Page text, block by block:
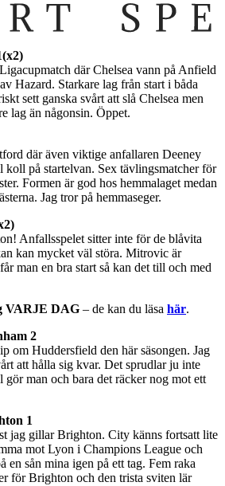
där Chelsea vann på Anfield
Hazard. Starkare lag från start i båda
sett ganska svårt att slå Chelsea men
lag än någonsin. Öppet.
där även viktige anfallaren Deeney
koll på startelvan. Sex tävlingsmatcher för
Formen är god hos hemmalaget medan
Jag tror på hemmaseger.
Anfallsspelet sitter inte för de blåvita
kan mycket väl störa. Mitrovic är
man en bra start så kan det till och med
VARJE DAG – de kan du läsa här.
2
om Huddersfield den här säsongen. Jag
att hålla sig kvar. Det sprudlar ju inte
gör man och bara det räcker nog mot ett
1
jag gillar Brighton. City känns fortsatt lite
mot Lyon i Champions League och
en sån mina igen på ett tag. Fem raka
för Brighton och den trista sviten lär